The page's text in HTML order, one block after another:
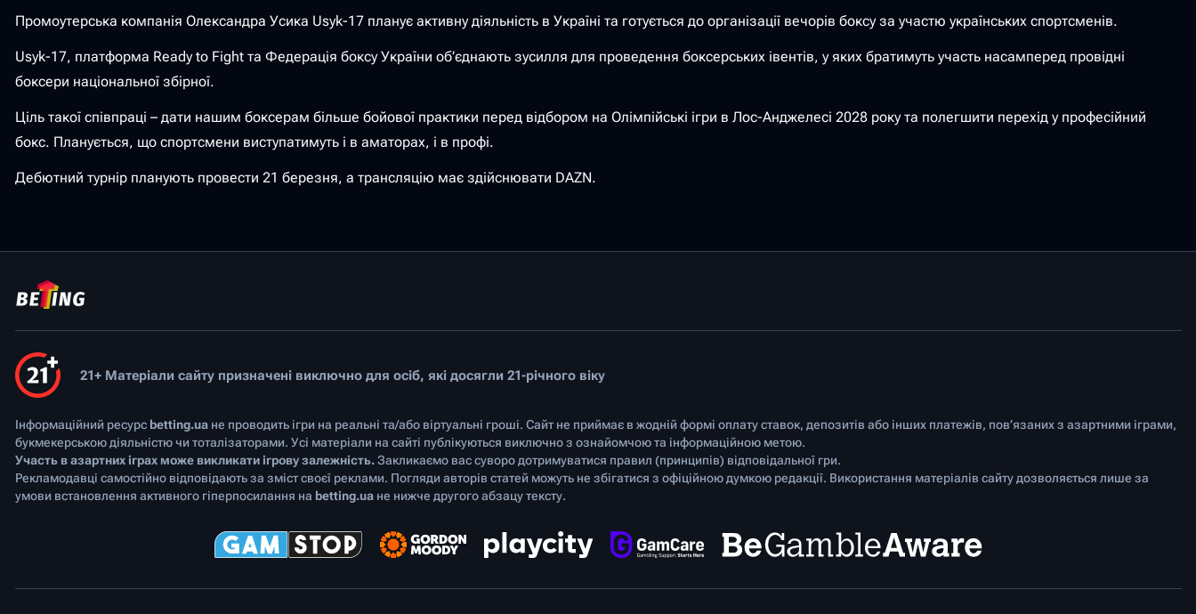
Промоутерська компанія Олександра Усика Usyk-17 планує активну діяльність в Україні та готується до організації вечорів боксу за участю українських спортсменів.
Usyk-17, платформа Ready to Fight та Федерація боксу України об’єднають зусилля для проведення боксерських івентів, у яких братимуть участь насамперед провідні
боксери національної збірної.
Ціль такої співпраці – дати нашим боксерам більше бойової практики перед відбором на Олімпійські ігри в Лос-Анджелесі 2028 року та полегшити перехід у професійний
бокс. Планується, що спортсмени виступатимуть і в аматорах, і в профі.
Дебютний турнір планують провести 21 березня, а трансляцію має здійснювати DAZN.
21+ Матеріали сайту призначені виключно для осіб, які досягли 21-річного віку
Інформаційний ресурс betting.uaне проводить ігри на реальні та/або віртуальні гроші. Сайт не приймає в жодній формі оплату ставок, депозитів або інших платежів, пов’язаних з азартними іграми,
букмекерською діяльністю чи тоталізаторами. Усі матеріали на сайті публікуються виключно з ознайомчою та інформаційною метою.
Участь в азартних іграх може викликати ігрову залежність.Закликаємо вас суворо дотримуватися правил (принципів) відповідальної гри.
Рекламодавці самостійно відповідають за зміст своєї реклами. Погляди авторів статей можуть не збігатися з офіційною думкою редакції. Використання матеріалів сайту дозволяється лише за
умови встановлення активного гіперпосилання на betting.uaне нижче другого абзацу тексту.